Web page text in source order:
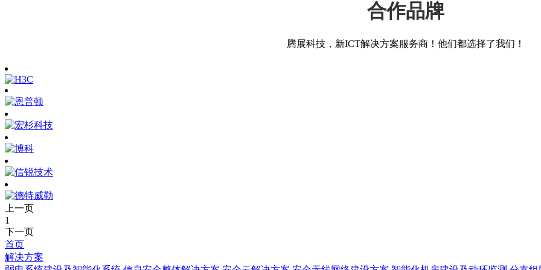
合作品牌
腾展科技，新ICT解决方案服务商！他们都选择了我们！
上一页
1
下一页
首页
解决方案